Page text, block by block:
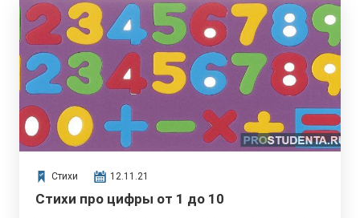
Стихи 12.11.21
Стихи про цифры от 1 до 10